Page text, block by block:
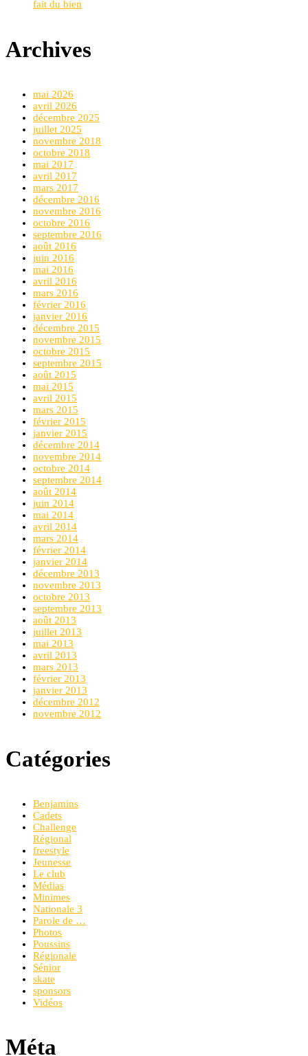
fait du bien
Archives
mai 2026
avril 2026
décembre 2025
juillet 2025
novembre 2018
octobre 2018
mai 2017
avril 2017
mars 2017
décembre 2016
novembre 2016
octobre 2016
septembre 2016
août 2016
juin 2016
mai 2016
avril 2016
mars 2016
février 2016
janvier 2016
décembre 2015
novembre 2015
octobre 2015
septembre 2015
août 2015
mai 2015
avril 2015
mars 2015
février 2015
janvier 2015
décembre 2014
novembre 2014
octobre 2014
septembre 2014
août 2014
juin 2014
mai 2014
avril 2014
mars 2014
février 2014
janvier 2014
décembre 2013
novembre 2013
octobre 2013
septembre 2013
août 2013
juillet 2013
mai 2013
avril 2013
mars 2013
février 2013
janvier 2013
décembre 2012
novembre 2012
Catégories
Benjamins
Cadets
Challenge
Régional
freestyle
Jeunesse
Le club
Médias
Minimes
Nationale 3
Parole de …
Photos
Poussins
Régionale
Sénior
skate
sponsors
Vidéos
Méta